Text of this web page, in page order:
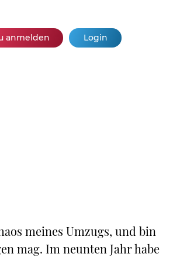
anmelden Login
meines Umzugs, und bin
mag. Im neunten Jahr habe